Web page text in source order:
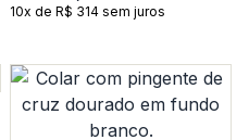
10x de R$ 314 sem juros